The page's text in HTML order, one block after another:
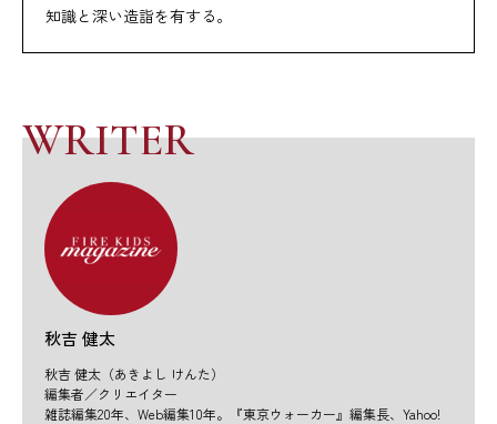
知識と深い造詣を有する。
WRITER
秋吉 健太
秋吉 健太（あきよし けんた）
編集者／クリエイター
雑誌編集20年、Web編集10年。『東京ウォーカー』編集長、Yahoo!